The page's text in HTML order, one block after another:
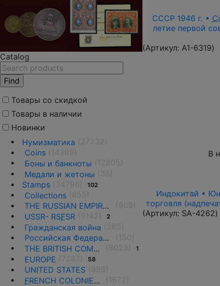
Catalog
Товары со скидкой
Товары в наличии
Новинки
Нумизматика
Coins
Боны и банкноты
Медали и жетоны
Stamps
102
Collections
THE RUSSIAN EMPIRE UNTIL 1917.
USSR- RSFSR 2
Гражданская война
Российская Федерация(1992 г.-н.д.)
THE BRITISH COMMONWEALTH
1
EUROPE 58
UNITED STATES
FRENCH COLONIES AND THE TERRITORIES
СССР 1946 г. •
летие первой
(Артикул: A1-6319)
В
Индокитай •
торговля
(Артикул: SA-4262)